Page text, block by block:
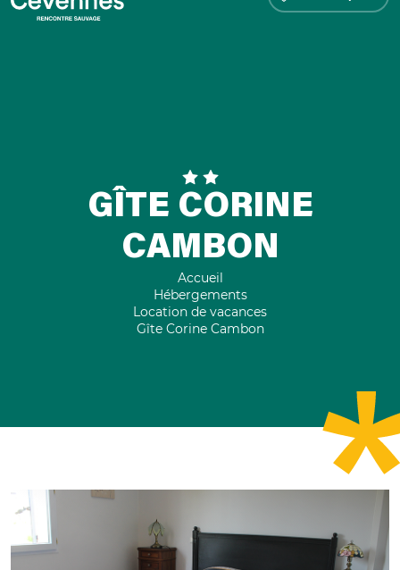
GÎTE CORINE
CAMBON
Accueil
Hébergements
Location de vacances
Gîte Corine Cambon